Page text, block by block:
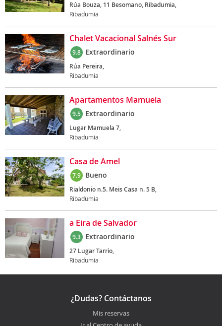
Rúa Bouza, 11 Besomano, Ribadumia,
Ribadumia
Chalet Vacacional Salnés Sur
9.8 Extraordinario
Rúa Pereira,
Ribadumia
Apartamentos Mamuela
9.5 Extraordinario
Lugar Mamuela 7,
Ribadumia
Casa de Amel
7.9 Bueno
Rialdonio n.5. Meis Casa n. 5 B,
Ribadumia
a Eira de Salvador
9.3 Extraordinario
27 Lugar Tarrio,
Ribadumia
¿Dudas? Contáctanos
Mis reservas